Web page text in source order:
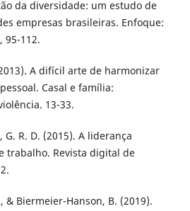
da diversidade: um estudo de
empresas brasileiras. Enfoque:
95-112.
A difícil arte de harmonizar
Casal e família:
13-33.
G. R. D. (2015). A liderança
trabalho. Revista digital de
& Biermeier-Hanson, B. (2019).